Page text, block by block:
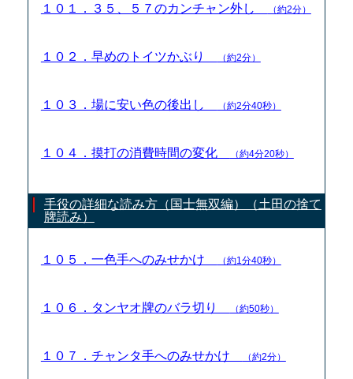
１０１．３５、５７のカンチャン外し （約2分）
１０２．早めのトイツかぶり （約2分）
１０３．場に安い色の後出し （約2分40秒）
１０４．摸打の消費時間の変化 （約4分20秒）
手役の詳細な読み方（国士無双編）（土田の捨て
牌読み）
１０５．一色手へのみせかけ （約1分40秒）
１０６．タンヤオ牌のバラ切り （約50秒）
１０７．チャンタ手へのみせかけ （約2分）